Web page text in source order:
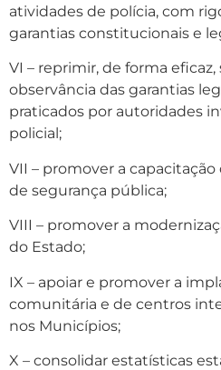
atividades de polícia, com
garantias constitucionais e
VI – reprimir, de forma
observância das garantias
praticados por autoridades
policial;
VII – promover a
de segurança pública;
VIII – promover a
do Estado;
IX – apoiar e promover a
comunitária e de centros
nos Municípios;
X – consolidar estatísticas